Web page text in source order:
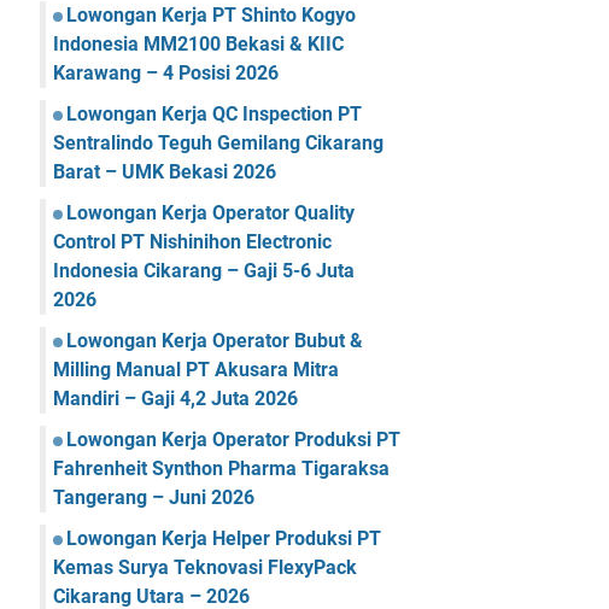
Lowongan Kerja PT Shinto Kogyo
Indonesia MM2100 Bekasi & KIIC
Karawang – 4 Posisi 2026
Lowongan Kerja QC Inspection PT
Sentralindo Teguh Gemilang Cikarang
Barat – UMK Bekasi 2026
Lowongan Kerja Operator Quality
Control PT Nishinihon Electronic
Indonesia Cikarang – Gaji 5-6 Juta
2026
Lowongan Kerja Operator Bubut &
Milling Manual PT Akusara Mitra
Mandiri – Gaji 4,2 Juta 2026
Lowongan Kerja Operator Produksi PT
Fahrenheit Synthon Pharma Tigaraksa
Tangerang – Juni 2026
Lowongan Kerja Helper Produksi PT
Kemas Surya Teknovasi FlexyPack
Cikarang Utara – 2026